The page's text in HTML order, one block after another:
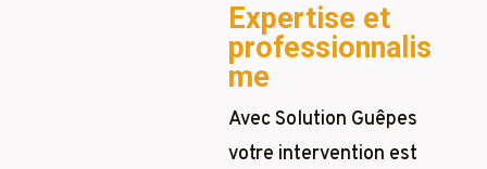
Expertise et
professionnalis
me
Avec Solution Guêpes
votre intervention est